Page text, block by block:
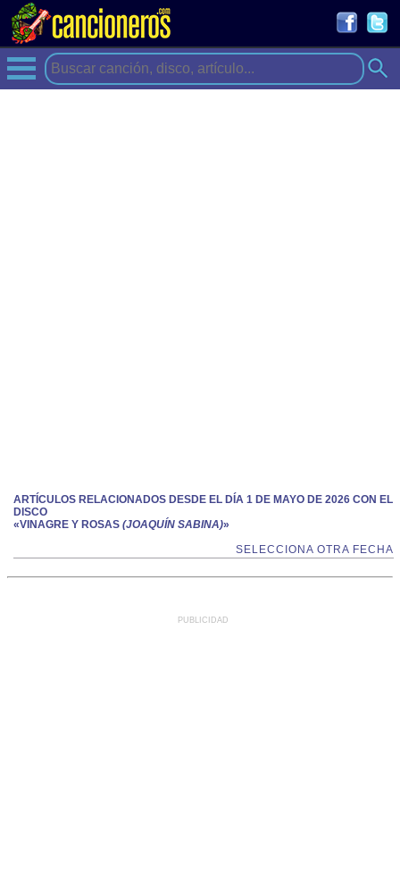
ARTÍCULOS RELACIONADOS DESDE EL DÍA 1 DE MAYO DE 2026 CON EL
DISCO
«VINAGRE Y ROSAS (JOAQUÍN SABINA)»
SELECCIONA OTRA FECHA
PUBLICIDAD